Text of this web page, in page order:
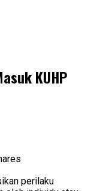
KUHP
perilaku